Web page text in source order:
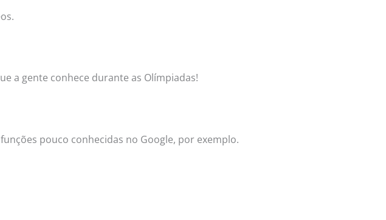
a gente conhece durante as Olímpiadas!
pouco conhecidas no Google, por exemplo.